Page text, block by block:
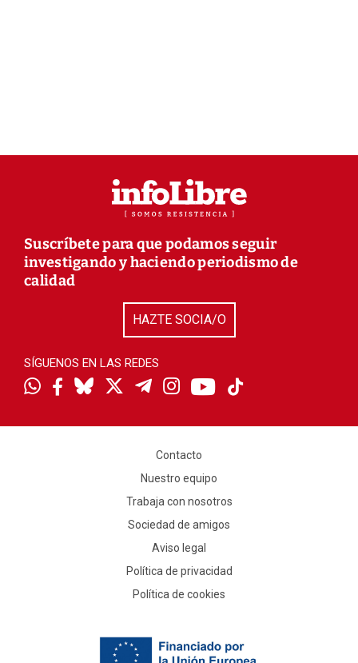
Suscríbete para que podamos seguir
investigando y haciendo periodismo de
calidad
HAZTE SOCIA/O
SÍGUENOS EN LAS REDES
Contacto
Nuestro equipo
Trabaja con nosotros
Sociedad de amigos
Aviso legal
Política de privacidad
Política de cookies